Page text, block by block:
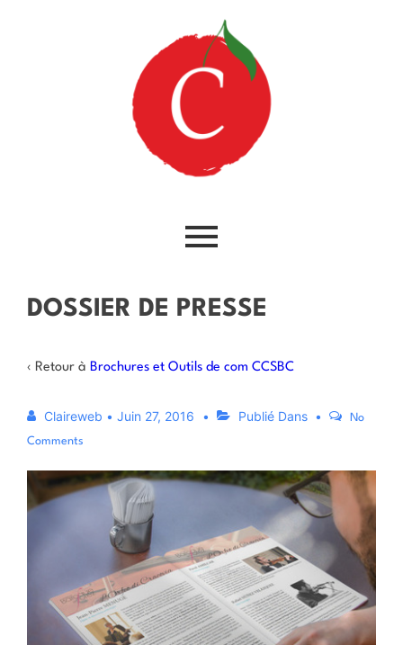
DOSSIER DE PRESSE
‹ Retour à Brochures et Outils de com CCSBC
Claireweb • Juin 27, 2016 Publié Dans
No
Comments